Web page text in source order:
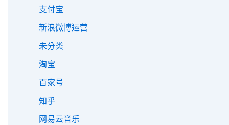
支付宝
新浪微博运营
未分类
淘宝
百家号
知乎
网易云音乐